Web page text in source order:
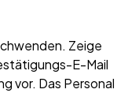
Zeige
E-Mail
vor. Das Personal